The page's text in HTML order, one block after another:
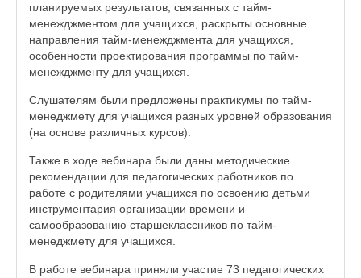
планируемых результатов, связанных с тайм-
менежджментом для учащихся, раскрыты основные
направления тайм-менежджмента для учащихся,
особенности проектирования программы по тайм-
менежджменту для учащихся.
Слушателям были предложены практикумы по тайм-
менеджмету для учащихся разных уровней образования
(на основе различных курсов).
Также в ходе вебинара были даны методические
рекомендации для педагогических работников по
работе с родителями учащихся по освоению детьми
инструментария организации времени и
самообразованию старшеклассников по тайм-
менеджмету для учащихся.
В работе вебинара приняли участие 73 педагогических